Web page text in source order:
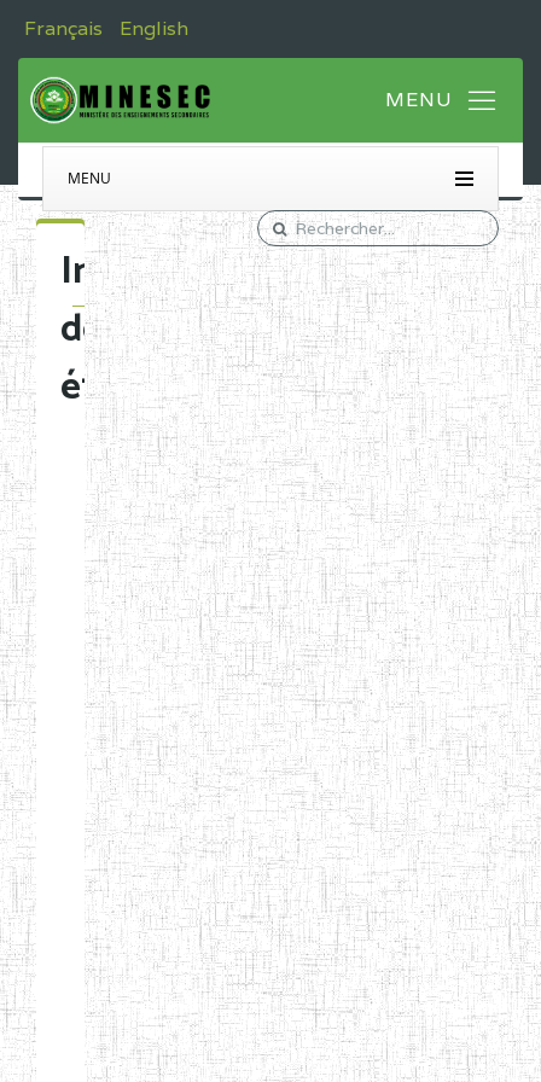
Français English
MENU
Immatriculation
des
établissements
Etablissements
d'enseignement
normal
ENI
Chercher:
Effacer les filtres
Denomination
Type